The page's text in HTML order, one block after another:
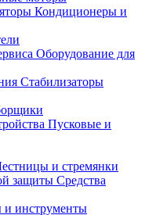
Кондиционеры и
Оборудование для
Стабилизаторы
Пусковые и
и стремянки
Средства